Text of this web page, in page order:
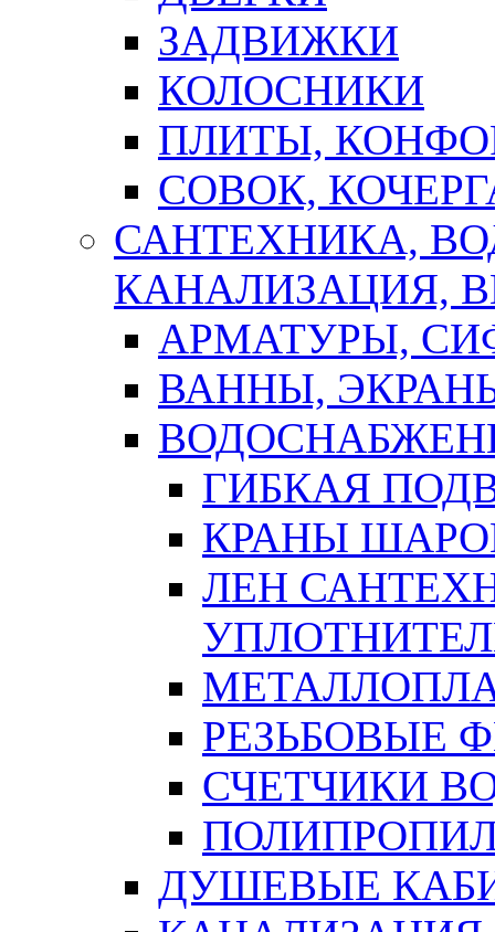
ЗАДВИЖКИ
КОЛОСНИКИ
ПЛИТЫ,
СОВОК,
САНТЕХНИКА,
КАНАЛИЗАЦИЯ,
АРМАТУРЫ,
ВАННЫ,
ГИБКАЯ
КРАНЫ
ЛЕН
РЕЗЬБОВЫЕ
СЧЕТЧИКИ
ДУШЕВЫЕ